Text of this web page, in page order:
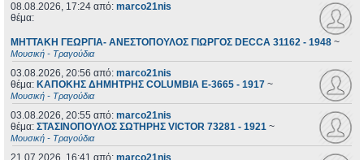
08.08.2026, 17:24 από: marco21nis
θέμα:
ΜΗΤΤΑΚΗ ΓΕΩΡΓΙΑ- ΑΝΕΣΤΟΠΟΥΛΟΣ ΓΙΩΡΓΟΣ DECCA 31162 - 1948 ~
Μουσική - Τραγούδια
03.08.2026, 20:56 από: marco21nis
θέμα: ΚΑΠΟΚΗΣ ΔΗΜΗΤΡΗΣ COLUMBIA E-3665 - 1917 ~
Μουσική - Τραγούδια
03.08.2026, 20:55 από: marco21nis
θέμα: ΣΤΑΣΙΝΟΠΟΥΛΟΣ ΣΩΤΗΡΗΣ VICTOR 73281 - 1921 ~
Μουσική - Τραγούδια
21.07.2026, 16:41 από: marco21nis